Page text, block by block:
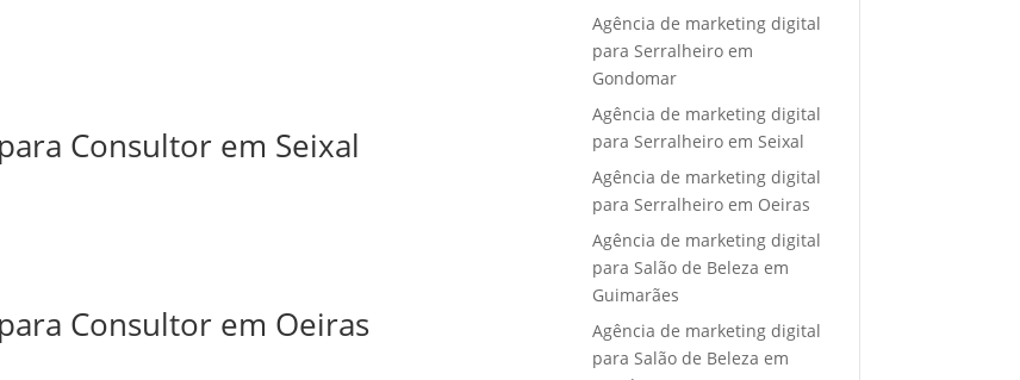
Consultor em Seixal
Consultor em Oeiras
Agência de marketing digital
para Serralheiro em
Gondomar
Agência de marketing digital
para Serralheiro em Seixal
Agência de marketing digital
para Serralheiro em Oeiras
Agência de marketing digital
para Salão de Beleza em
Guimarães
Agência de marketing digital
para Salão de Beleza em